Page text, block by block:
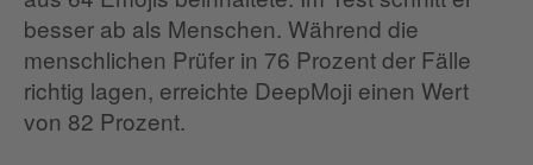
besser ab als Menschen. Während die
menschlichen Prüfer in 76 Prozent der Fälle
richtig lagen, erreichte DeepMoji einen Wert
von 82 Prozent.